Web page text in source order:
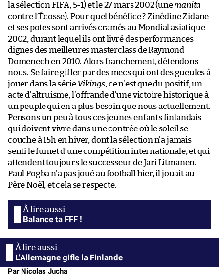
la sélection FIFA, 5-1) et le 27 mars 2002 (unemanita
contre l’Écosse). Pour quel bénéfice ? Zinédine Zidane
et ses potes sont arrivés cramés au Mondial asiatique
2002, durant lequel ils ont livré des performances
dignes des meilleures masterclass de Raymond
Domenech en 2010. Alors franchement, détendons-
nous. Se faire gifler par des mecs qui ont des gueules à
jouer dans la sérieVikings, ce n’est que du positif, un
acte d’altruisme, l’offrande d’une victoire historique à
un peuple qui en a plus besoin que nous actuellement.
Pensons un peu à tous ces jeunes enfants finlandais
qui doivent vivre dans une contrée où le soleil se
couche à 15h en hiver, dont la sélection n’a jamais
senti le fumet d’une compétition internationale, et qui
attendent toujours le successeur de Jari Litmanen.
Paul Pogba n’a pas joué au football hier, il jouait au
Père Noël, et cela se respecte.
Balance ta FFF !
L’Allemagne gifle la Finlande
Par Nicolas Jucha